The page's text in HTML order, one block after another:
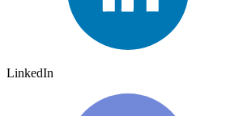
LinkedIn